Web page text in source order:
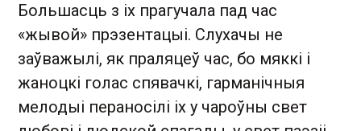
Большасць з іх прагучала пад час
«жывой» прэзентацыі. Слухачы не
заўважылі, як праляцеў час, бо мяккі і
жаноцкі голас спявачкі, гарманічныя
мелодыі пераносілі іх у чароўны свет